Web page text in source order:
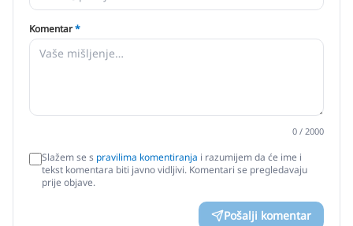
Komentar*
0 / 2000
Slažem se s pravilima komentiranja i razumijem da će ime i
tekst komentara biti javno vidljivi. Komentari se pregledavaju
prije objave.
Pošalji komentar